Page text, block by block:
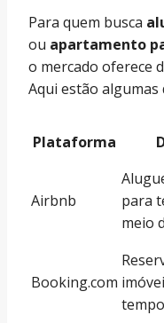
Para quem busca
ou apartamento
o mercado oferece
Aqui estão algumas
Plataforma
Airbnb
para
meio
Booking.com